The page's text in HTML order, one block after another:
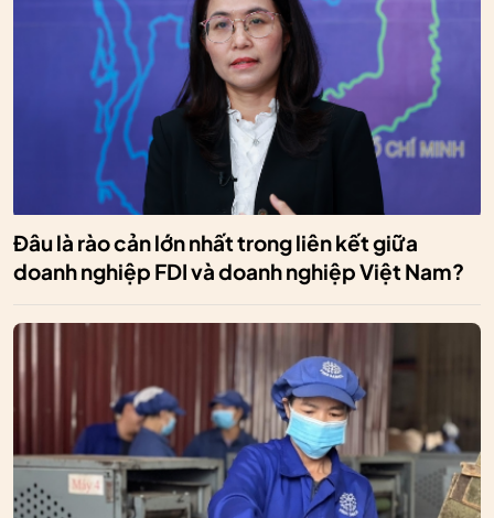
Đâu là rào cản lớn nhất trong liên kết giữa
doanh nghiệp FDI và doanh nghiệp Việt Nam?